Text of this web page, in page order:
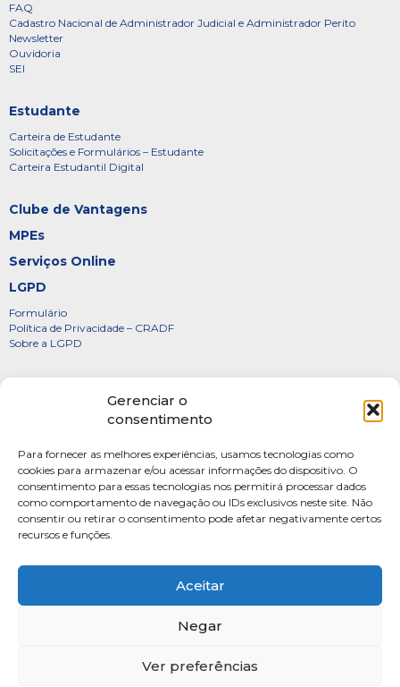
Gerenciar o
consentimento
Para fornecer as melhores experiências, usamos tecnologias como
cookies para armazenar e/ou acessar informações do dispositivo. O
consentimento para essas tecnologias nos permitirá processar dados
como comportamento de navegação ou IDs exclusivos neste site. Não
consentir ou retirar o consentimento pode afetar negativamente certos
recursos e funções.
Aceitar
Negar
Ver preferências
FAQ
Cadastro Nacional de Administrador Judicial e Administrador Perito
Newsletter
Ouvidoria
SEI
Estudante
Carteira de Estudante
Solicitações e Formulários – Estudante
Carteira Estudantil Digital
Clube de Vantagens
MPEs
Serviços Online
LGPD
Formulário
Política de Privacidade – CRADF
Sobre a LGPD
Diretoria
FOTOS
Webmail
Artigos
Escritores do Sistema
SAUS Quadra 06, Bloco K, Ed.Belvedere sala 201 Asa Sul Brasilia-DF CEP: 70070-